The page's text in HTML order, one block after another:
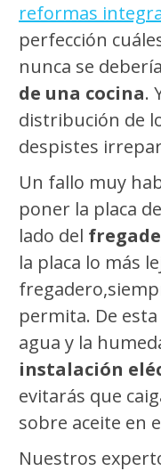
reformas
perfección
nunca se
de una cocina.
distribución de
despistes
Un fallo muy
poner la placa
lado del
la placa lo más
permita. De
agua y la
instalación
evitarás que
sobre aceite en
Nuestros